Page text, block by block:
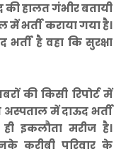
की हालत गंभीर बतायी
में भर्ती कराया गया है।
है वहा कि सुरक्षा
की किसी रिपोर्ट में
अस्पताल में दाऊद भर्ती
इकलौता मरीज है।
करीबी परिवार के